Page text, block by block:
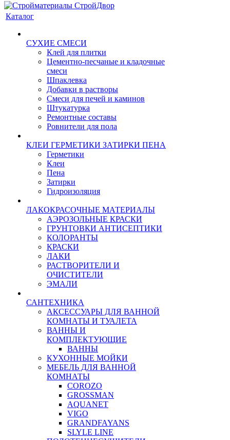
Каталог
СУХИЕ СМЕСИ
Клей для плитки
Цементно-песчаные и кладочные
смеси
Шпаклевка
Добавки в растворы
Смеси для печей и каминов
Штукатурка
Ремонтные составы
Ровнители для пола
КЛЕИ ГЕРМЕТИКИ ЗАТИРКИ ПЕНА
Герметики
Клеи
Пена
Затирки
Гидроизоляция
ЛАКОКРАСОЧНЫЕ МАТЕРИАЛЫ
АЭРОЗОЛЬНЫЕ КРАСКИ
ГРУНТОВКИ АНТИСЕПТИКИ
КОЛОРАНТЫ
КРАСКИ
ЛАКИ
РАСТВОРИТЕЛИ И
ОЧИСТИТЕЛИ
ЭМАЛИ
САНТЕХНИКА
АКСЕССУАРЫ ДЛЯ ВАННОЙ
КОМНАТЫ И ТУАЛЕТА
ВАННЫ И
КОМПЛЕКТУЮЩИЕ
ВАННЫ
КУХОННЫЕ МОЙКИ
МЕБЕЛЬ ДЛЯ ВАННОЙ
КОМНАТЫ
COROZO
GROSSMAN
AQUANET
VIGO
GRANDFAYANS
SLYLE LINE